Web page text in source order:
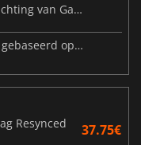
Beast of Reincarnation: de nieuwe richting van Game Freak
Big Walk is nu verkrijgbaar: een reis gebaseerd op vriendschap
Resynced
37.75€